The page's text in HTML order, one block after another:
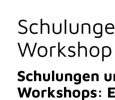
Workshop
Schulungen
Workshops: